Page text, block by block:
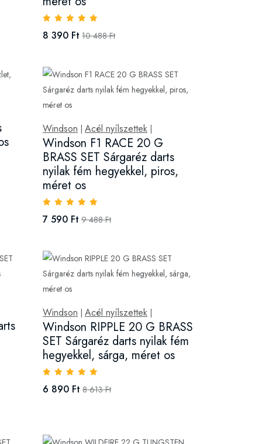
8 390 Ft 10 488 Ft
Windson Acél nyílszettek|
Windson F1 RACE 20 G
BRASS SET Sárgaréz darts
nyilak fém hegyekkel, piros,
méret os
7 590 Ft 9 488 Ft
Windson Acél nyílszettek|
Windson RIPPLE 20 G BRASS
SET Sárgaréz darts nyilak fém
hegyekkel, sárga, méret os
6 890 Ft 8 613 Ft